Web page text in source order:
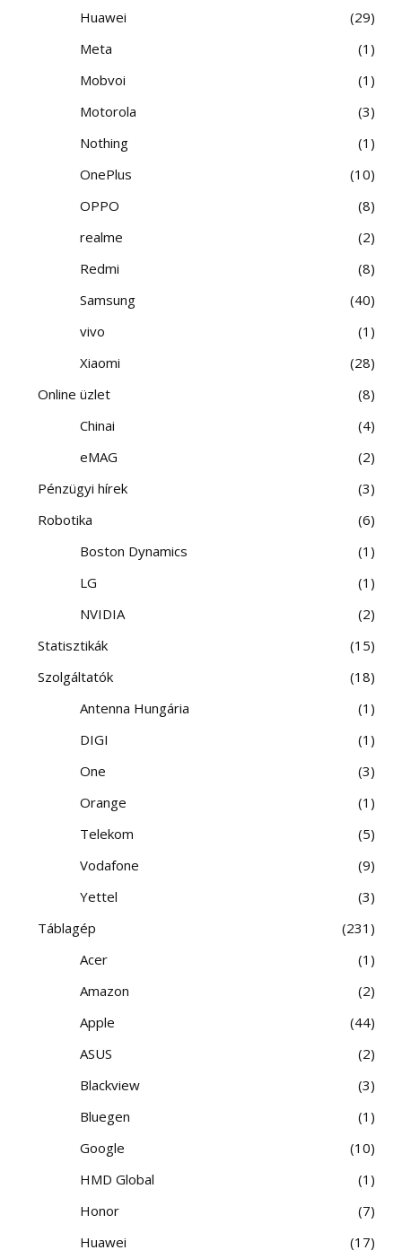
Huawei
29
Meta
1
Mobvoi
1
Motorola
3
Nothing
1
OnePlus
10
OPPO
8
realme
2
Redmi
8
Samsung
40
vivo
1
Xiaomi
28
Online üzlet
8
Chinai
4
eMAG
2
Pénzügyi hírek
3
Robotika
6
Boston Dynamics
1
LG
1
NVIDIA
2
Statisztikák
15
Szolgáltatók
18
Antenna Hungária
1
DIGI
1
One
3
Orange
1
Telekom
5
Vodafone
9
Yettel
3
Táblagép
231
Acer
1
Amazon
2
Apple
44
ASUS
2
Blackview
3
Bluegen
1
Google
10
HMD Global
1
Honor
7
Huawei
17